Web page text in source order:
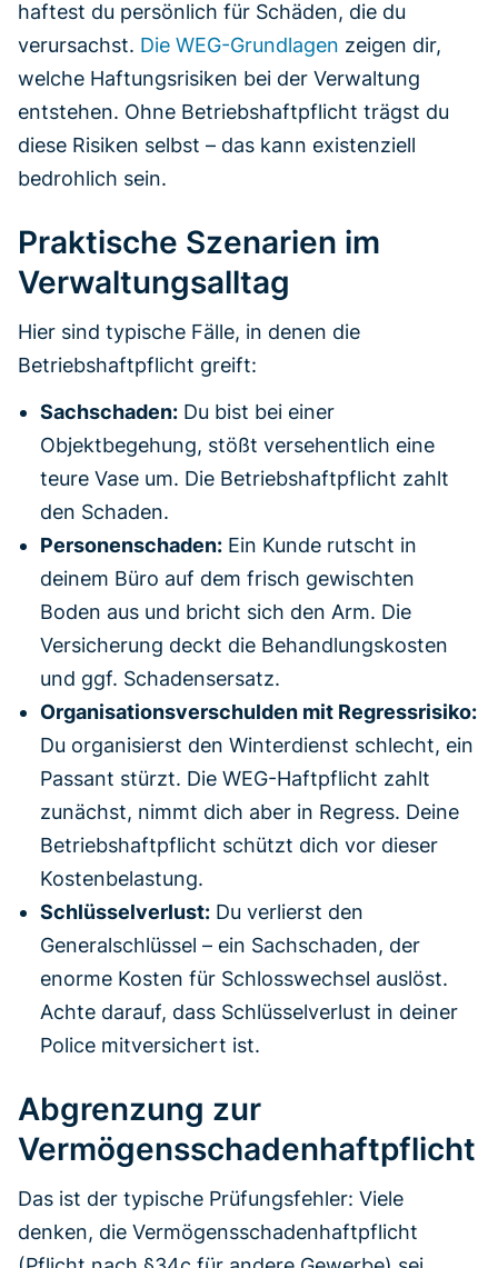
haftest du persönlich für Schäden, die du
verursachst. Die WEG-Grundlagen zeigen dir,
welche Haftungsrisiken bei der Verwaltung
entstehen. Ohne Betriebshaftpflicht trägst du
diese Risiken selbst – das kann existenziell
bedrohlich sein.
Praktische Szenarien im
Verwaltungsalltag
Hier sind typische Fälle, in denen die
Betriebshaftpflicht greift:
Sachschaden: Du bist bei einer
Objektbegehung, stößt versehentlich eine
teure Vase um. Die Betriebshaftpflicht zahlt
den Schaden.
Personenschaden: Ein Kunde rutscht in
deinem Büro auf dem frisch gewischten
Boden aus und bricht sich den Arm. Die
Versicherung deckt die Behandlungskosten
und ggf. Schadensersatz.
Organisationsverschulden mit Regressrisiko:
Du organisierst den Winterdienst schlecht, ein
Passant stürzt. Die WEG-Haftpflicht zahlt
zunächst, nimmt dich aber in Regress. Deine
Betriebshaftpflicht schützt dich vor dieser
Kostenbelastung.
Schlüsselverlust: Du verlierst den
Generalschlüssel – ein Sachschaden, der
enorme Kosten für Schlosswechsel auslöst.
Achte darauf, dass Schlüsselverlust in deiner
Police mitversichert ist.
Abgrenzung zur
Vermögensschadenhaftpflicht
Das ist der typische Prüfungsfehler: Viele
denken, die Vermögensschadenhaftpflicht